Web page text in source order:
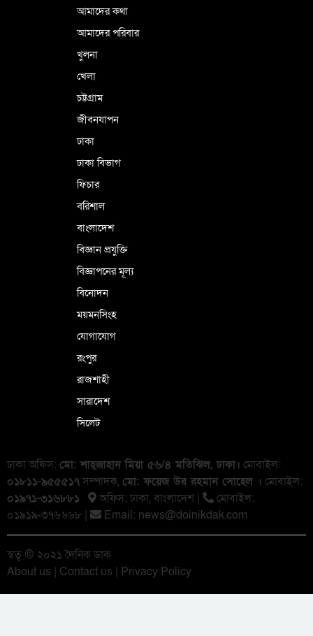
আমাদের কথা
আমাদের পরিবার
খুলনা
খেলা
চট্টগ্রাম
জীবনযাপন
ঢাকা
ঢাকা বিভাগ
ফিচার
বরিশাল
বাংলাদেশ
বিজ্ঞান প্রযুক্তি
বিজ্ঞাপনের মূল্য
বিনোদন
ময়মনসিংহ
যোগাযোগ
রংপুর
রাজশাহী
সারাদেশ
সিলেট
ঢাকা অফিস: মো: শাহ্জাহান মিয়া ৫৬/৪ মতিঝিল, ঢাকা। মোবাইল:
০১৮১১-৯৫৫৫১৭সম্পাদক, মো: ফয়েজ উর রহমান সোহেল । মোবাইল:
০১৯৭১-৩১৬৮৮১
অফিস: ঢাকা, বাংলা‌দেশ |
মোবাইল:
০১৯১৯-৩৭৬৬৬৮ |
Email: news@doinikdak.com
স্বত্ব © ২০২১ দৈনিক ডাক
About us | Contact us | Privacy Policy